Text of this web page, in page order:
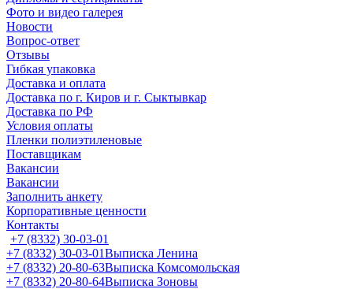
Фото и видео галерея
Новости
Вопрос-ответ
Отзывы
Гибкая упаковка
Доставка и оплата
Доставка по г. Киров и г. Сыктывкар
Доставка по РФ
Условия оплаты
Пленки полиэтиленовые
Поставщикам
Вакансии
Вакансии
Заполнить анкету
Корпоративные ценности
Контакты
+7 (8332) 30-03-01
+7 (8332) 30-03-01Выписка Ленина
+7 (8332) 20-80-63Выписка Комсомольская
+7 (8332) 20-80-64Выписка Зоновы